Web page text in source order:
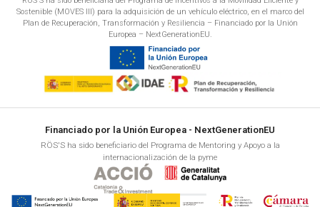
Sostenible (MOVES III) para la adquisición de un vehículo eléctrico, en el marco del
Plan de Recuperación, Transformación y Resiliencia – Financiado por la Unión
Europea – NextGenerationEU.
Financiado por la Unión Europea - NextGenerationEU
RÖS'S ha sido beneficiario del Programa de Mentoring y Apoyo a la
internacionalización de la pyme